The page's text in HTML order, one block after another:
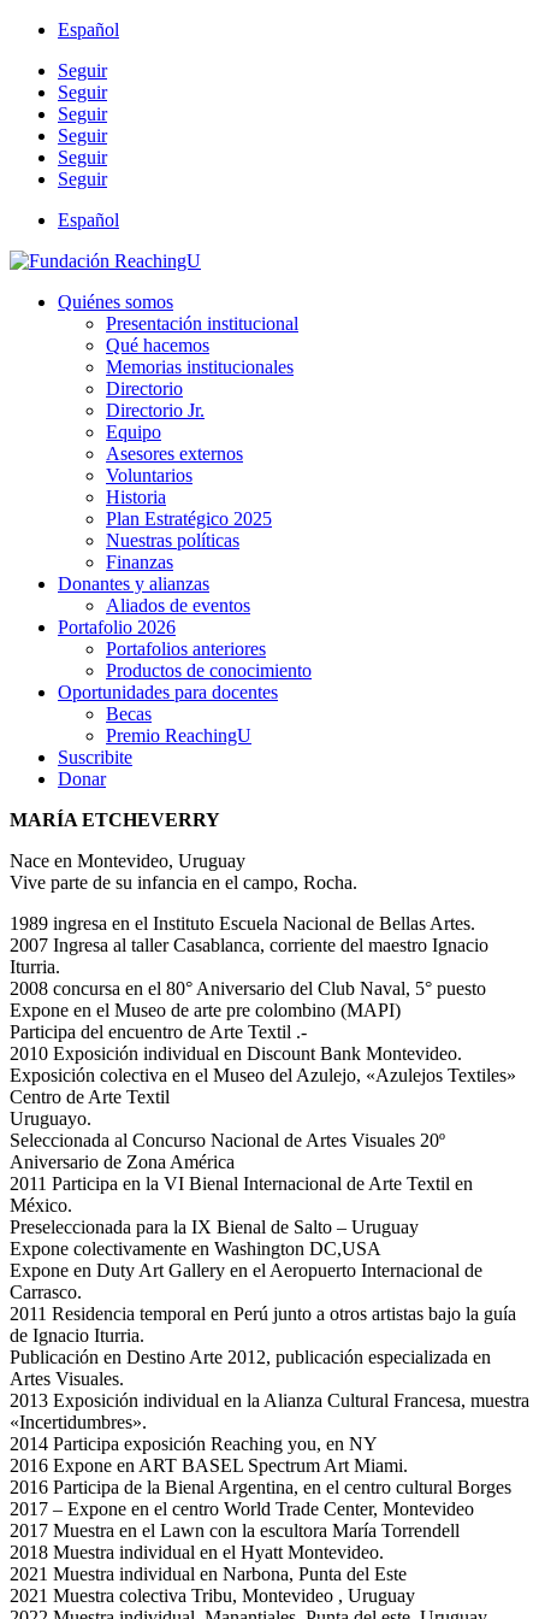
Español
Seguir
Seguir
Seguir
Seguir
Seguir
Seguir
Español
Quiénes somos
Presentación institucional
Qué hacemos
Memorias institucionales
Directorio
Directorio Jr.
Equipo
Asesores externos
Voluntarios
Historia
Plan Estratégico 2025
Nuestras políticas
Finanzas
Donantes y alianzas
Aliados de eventos
Portafolio 2026
Portafolios anteriores
Productos de conocimiento
Oportunidades para docentes
Becas
Premio ReachingU
Suscribite
Donar
MARÍA ETCHEVERRY
Nace en Montevideo, Uruguay
Vive parte de su infancia en el campo, Rocha.
1989 ingresa en el Instituto Escuela Nacional de Bellas Artes.
2007 Ingresa al taller Casablanca, corriente del maestro Ignacio
Iturria.
2008 concursa en el 80° Aniversario del Club Naval, 5° puesto
Expone en el Museo de arte pre colombino (MAPI)
Participa del encuentro de Arte Textil .-
2010 Exposición individual en Discount Bank Montevideo.
Exposición colectiva en el Museo del Azulejo, «Azulejos Textiles»
Centro de Arte Textil
Uruguayo.
Seleccionada al Concurso Nacional de Artes Visuales 20º
Aniversario de Zona América
2011 Participa en la VI Bienal Internacional de Arte Textil en
México.
Preseleccionada para la IX Bienal de Salto – Uruguay
Expone colectivamente en Washington DC,USA
Expone en Duty Art Gallery en el Aeropuerto Internacional de
Carrasco.
2011 Residencia temporal en Perú junto a otros artistas bajo la guía
de Ignacio Iturria.
Publicación en Destino Arte 2012, publicación especializada en
Artes Visuales.
2013 Exposición individual en la Alianza Cultural Francesa, muestra
«Incertidumbres».
2014 Participa exposición Reaching you, en NY
2016 Expone en ART BASEL Spectrum Art Miami.
2016 Participa de la Bienal Argentina, en el centro cultural Borges
2017 – Expone en el centro World Trade Center, Montevideo
2017 Muestra en el Lawn con la escultora María Torrendell
2018 Muestra individual en el Hyatt Montevideo.
2021 Muestra individual en Narbona, Punta del Este
2021 Muestra colectiva Tribu, Montevideo , Uruguay